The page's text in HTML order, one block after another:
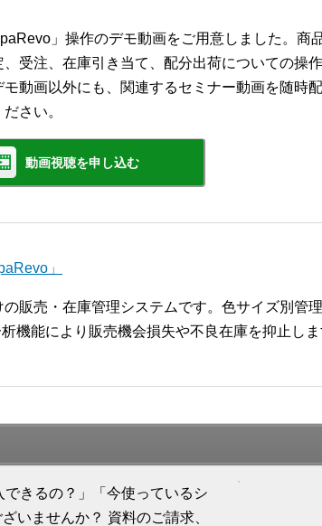
」操作のデモ動画をご用意しました。商
、受注、在庫引き当て、配分出荷についての操
モ動画以外にも、関連するセミナー動画を随時
ださい。
動画視聴を申し込む
」
販売・在庫管理システムです。色サイズ別管
機能により販売機会損失や不良在庫を抑止し
できるの？」「今使っているシ
いませんか？ 資料のご請求、